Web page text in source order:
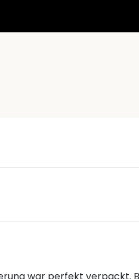
war perfekt verpackt.